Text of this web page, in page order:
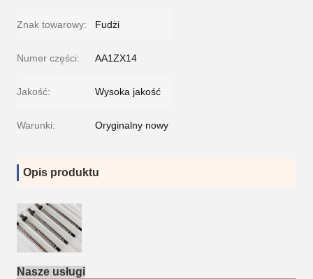
Znak towarowy: Fudżi
Numer części: AA1ZX14
Jakość: Wysoka jakość
Warunki: Oryginalny nowy
Opis produktu
Nasze usługi